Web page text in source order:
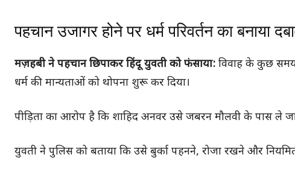
पहचान उजागर होने पर धर्म परिवर्तन का बनाया
मज़हबी ने पहचान छिपाकर हिंदू युवती को फंसाया: विवाह के कुछ
धर्म की मान्यताओं को थोपना शुरू कर दिया।
पीड़िता का आरोप है कि शाहिद अनवर उसे जबरन मौलवी के पास ले
युवती ने पुलिस को बताया कि उसे बुर्का पहनने, रोजा रखने और